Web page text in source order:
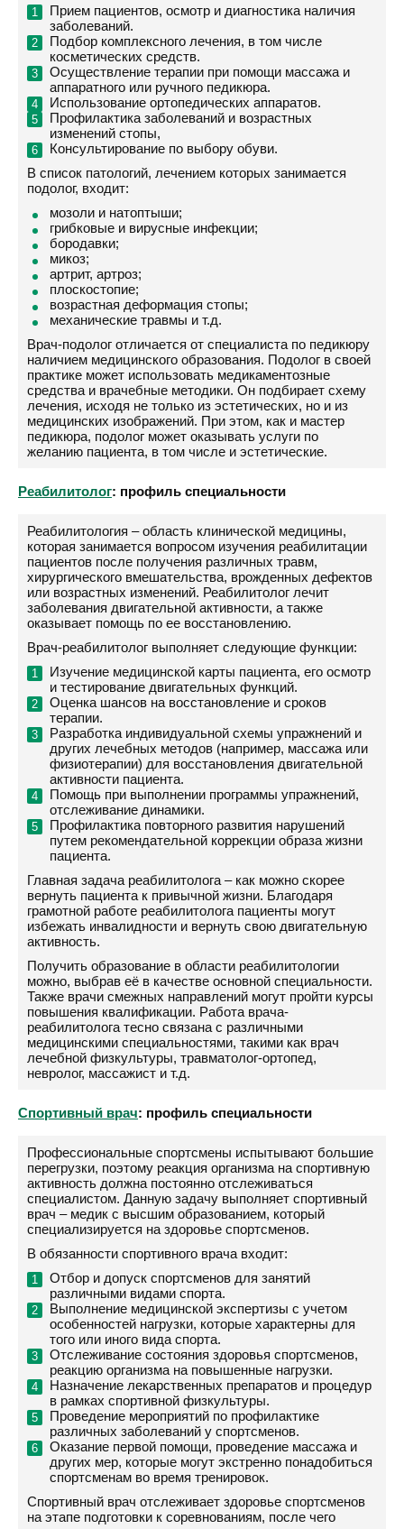
Прием пациентов, осмотр и диагностика наличия
заболеваний.
Подбор комплексного лечения, в том числе
косметических средств.
Осуществление терапии при помощи массажа и
аппаратного или ручного педикюра.
Использование ортопедических аппаратов.
Профилактика заболеваний и возрастных
изменений стопы,
Консультирование по выбору обуви.
В список патологий, лечением которых занимается
подолог, входит:
мозоли и натоптыши;
грибковые и вирусные инфекции;
бородавки;
микоз;
артрит, артроз;
плоскостопие;
возрастная деформация стопы;
механические травмы и т.д.
Врач-подолог отличается от специалиста по педикюру
наличием медицинского образования. Подолог в своей
практике может использовать медикаментозные
средства и врачебные методики. Он подбирает схему
лечения, исходя не только из эстетических, но и из
медицинских изображений. При этом, как и мастер
педикюра, подолог может оказывать услуги по
желанию пациента, в том числе и эстетические.
Реабилитолог: профиль специальности
Реабилитология – область клинической медицины,
которая занимается вопросом изучения реабилитации
пациентов после получения различных травм,
хирургического вмешательства, врожденных дефектов
или возрастных изменений. Реабилитолог лечит
заболевания двигательной активности, а также
оказывает помощь по ее восстановлению.
Врач-реабилитолог выполняет следующие функции:
Изучение медицинской карты пациента, его осмотр
и тестирование двигательных функций.
Оценка шансов на восстановление и сроков
терапии.
Разработка индивидуальной схемы упражнений и
других лечебных методов (например, массажа или
физиотерапии) для восстановления двигательной
активности пациента.
Помощь при выполнении программы упражнений,
отслеживание динамики.
Профилактика повторного развития нарушений
путем рекомендательной коррекции образа жизни
пациента.
Главная задача реабилитолога – как можно скорее
вернуть пациента к привычной жизни. Благодаря
грамотной работе реабилитолога пациенты могут
избежать инвалидности и вернуть свою двигательную
активность.
Получить образование в области реабилитологии
можно, выбрав её в качестве основной специальности.
Также врачи смежных направлений могут пройти курсы
повышения квалификации. Работа врача-
реабилитолога тесно связана с различными
медицинскими специальностями, такими как врач
лечебной физкультуры, травматолог-ортопед,
невролог, массажист и т.д.
Спортивный врач: профиль специальности
Профессиональные спортсмены испытывают большие
перегрузки, поэтому реакция организма на спортивную
активность должна постоянно отслеживаться
специалистом. Данную задачу выполняет спортивный
врач – медик с высшим образованием, который
специализируется на здоровье спортсменов.
В обязанности спортивного врача входит:
Отбор и допуск спортсменов для занятий
различными видами спорта.
Выполнение медицинской экспертизы с учетом
особенностей нагрузки, которые характерны для
того или иного вида спорта.
Отслеживание состояния здоровья спортсменов,
реакцию организма на повышенные нагрузки.
Назначение лекарственных препаратов и процедур
в рамках спортивной физкультуры.
Проведение мероприятий по профилактике
различных заболеваний у спортсменов.
Оказание первой помощи, проведение массажа и
других мер, которые могут экстренно понадобиться
спортсменам во время тренировок.
Спортивный врач отслеживает здоровье спортсменов
на этапе подготовки к соревнованиям, после чего